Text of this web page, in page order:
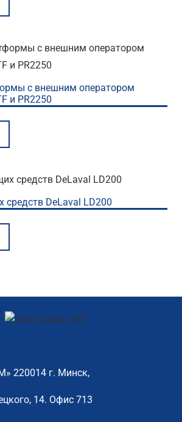
с внешним оператором
и PR2250
DeLaval LD200
220014 г. Минск,
14. Офис 713